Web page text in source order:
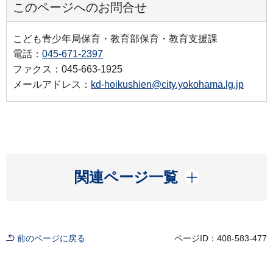
このページへのお問合せ
こども青少年局保育・教育部保育・教育支援課
電話： 045-671-2397
ファクス：045-663-1925
メールアドレス： kd-hoikushien@city.yokohama.lg.jp
関連ページ一覧
開く
前のページに戻る ページID：408-583-477